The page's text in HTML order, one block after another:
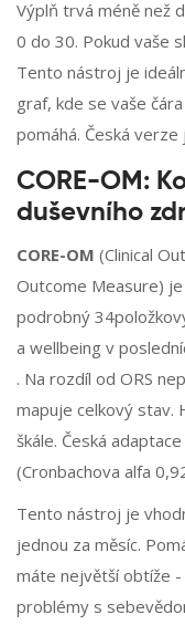
Výplň trvá méně než
0 do 30. Pokud vaše
Tento nástroj je
graf, kde se vaše
pomáhá. Česká
CORE-OM:
duševního
CORE-OM (Clinical
Outcome Measure) je
podrobný
a wellbeing v
. Na rozdíl od ORS
mapuje celkový stav.
škále. Česká
(Cronbachova alfa
Tento nástroj je
jednou za měsíc.
máte největší obtíže
problémy s